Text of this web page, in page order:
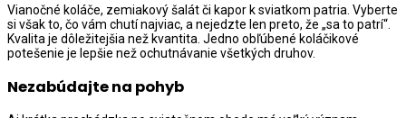
Vianočné koláče, zemiakový šalát či kapor k sviatkom patria. Vyberte
si však to, čo vám chutí najviac, a nejedzte len preto, že „sa to patrí“.
Kvalita je dôležitejšia než kvantita. Jedno obľúbené koláčikové
potešenie je lepšie než ochutnávanie všetkých druhov.
Nezabúdajte na pohyb